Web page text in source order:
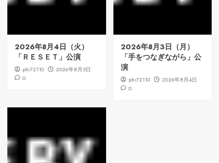
2026年8月4日（火）
「ＲＥＳＥＴ」公演
phi72110
2026年8月5日
0
2026年8月3日（月）
「手をつなぎながら」公
演
phi72110
2026年8月4日
0